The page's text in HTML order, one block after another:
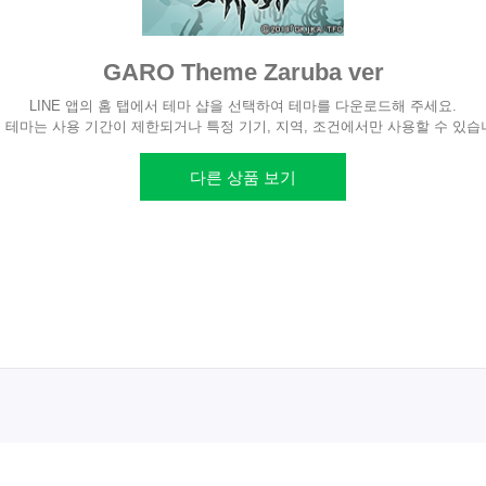
GARO Theme Zaruba ver
LINE 앱의 홈 탭에서 테마 샵을 선택하여 테마를 다운로드해 주세요.
테마는 사용 기간이 제한되거나 특정 기기, 지역, 조건에서만 사용할 수 있습
다른 상품 보기